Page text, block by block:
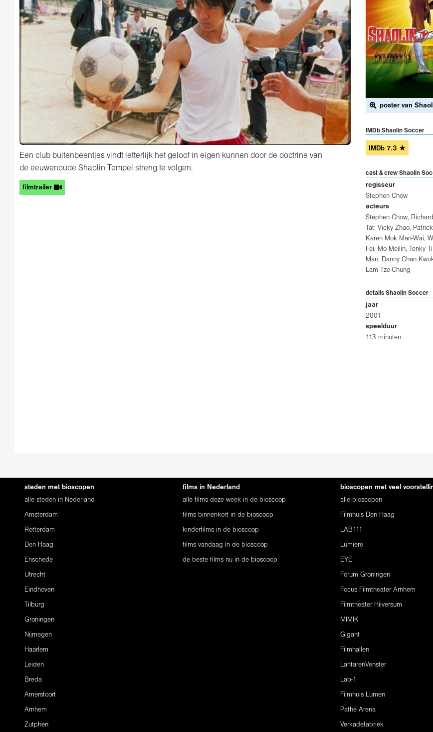
Een club buitenbeentjes vindt letterlijk het geloof in eigen kunnen door de doctrine van
de eeuwenoude Shaolin Tempel streng te volgen.
filmtrailer
poster van
IMDb Shaolin Soccer
IMDb 7.3 ★
cast & crew Shaolin
regisseur
Stephen Chow
acteurs
Stephen Chow,
Tat, Vicky Zhao,
Karen Mok Man-Wai,
Fei, Mo Meilin,
Tenky
Man, Danny Chan
Lam Tze-Chung
details Shaolin Soccer
jaar
2001
speelduur
113 minuten
steden met bioscopen
alle steden in Nederland
Amsterdam
Rotterdam
Den Haag
Enschede
Utrecht
Eindhoven
Tilburg
Groningen
Nijmegen
Haarlem
Leiden
Breda
Amersfoort
Arnhem
Zutphen
films in Nederland
alle films deze week in de bioscoop
films binnenkort in de bioscoop
kinderfilms in de bioscoop
films vandaag in de bioscoop
de beste films nu in de bioscoop
bioscopen met veel
alle bioscopen
Filmhuis Den Haag
LAB111
Lumière
EYE
Forum Groningen
Focus Filmtheater Arnhem
Filmtheater Hilversum
MIMIK
Gigant
Filmhallen
LantarenVenster
Lab-1
Filmhuis Lumen
Pathé Arena
Verkadefabriek